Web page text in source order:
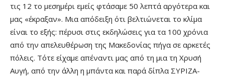
τις 12 το μεσημέρι εμείς φτάσαμε 50 λεπτά αργότερα και
μας «έκραξαν». Μια απόδειξη ότι βελτιώνεται το κλίμα
είναι το εξής: πέρυσι στις εκδηλώσεις για τα 100 χρόνια
από την απελευθέρωση της Μακεδονίας πήγα σε αρκετές
πόλεις. Τότε είχαμε απέναντι μας από τη μια τη Χρυσή
Αυγή, από την άλλη η μπάντα και παρά δίπλα ΣΥΡΙΖΑ-